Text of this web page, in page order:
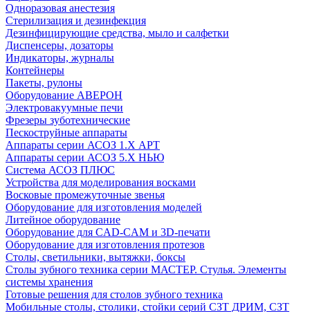
Одноразовая анестезия
Стерилизация и дезинфекция
Дезинфицирующие средства, мыло и салфетки
Диспенсеры, дозаторы
Индикаторы, журналы
Контейнеры
Пакеты, рулоны
Оборудование АВЕРОН
Электровакуумные печи
Фрезеры зуботехнические
Пескоструйные аппараты
Аппараты серии АСОЗ 1.Х АРТ
Аппараты серии АСОЗ 5.Х НЬЮ
Система АСОЗ ПЛЮС
Устройства для моделирования восками
Восковые промежуточные звенья
Оборудование для изготовления моделей
Литейное оборудование
Оборудование для CAD-CAM и 3D-печати
Оборудование для изготовления протезов
Cтолы, светильники, вытяжки, боксы
Столы зубного техника серии МАСТЕР. Стулья. Элементы
системы хранения
Готовые решения для столов зубного техника
Мобильные столы, столики, стойки серий СЗТ ДРИМ, СЗТ